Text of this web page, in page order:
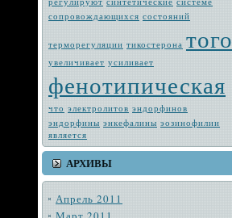
сопровождающих­ся состояний
терморегуляции тикостерона того
увеличивает усиливает
фенотипическая
что электро­литов эндорфинов
эндорфины энкефалины эозинофилии
является
АРХИВЫ
Апрель 2011